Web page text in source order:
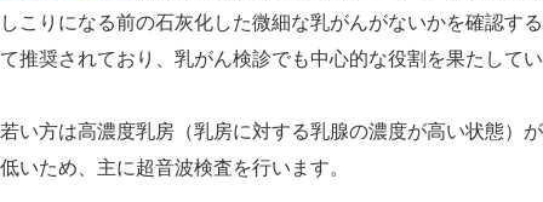
しこりになる前の石灰化した微細な乳がんがないかを確認す
て推奨されており、乳がん検診でも中心的な役割を果たして
若い方は高濃度乳房（乳房に対する乳腺の濃度が高い状態）
低いため、主に超音波検査を行います。